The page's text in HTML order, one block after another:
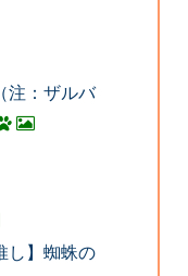
注：ザルバ
し】蜘蛛の